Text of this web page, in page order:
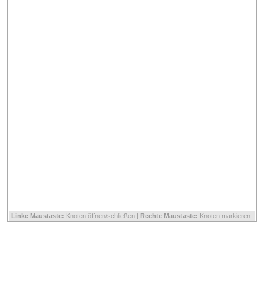
Linke Maustaste: Knoten öffnen/schließen | Rechte Maustaste: Knoten markieren